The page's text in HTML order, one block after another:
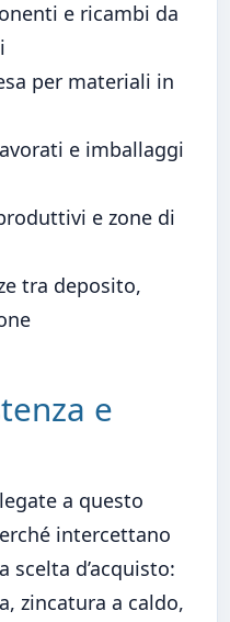
e ricambi da
per materiali in
e imballaggi
e zone di
tra deposito,
e
a questo
intercettano
scelta d’acquisto:
zincatura a caldo,